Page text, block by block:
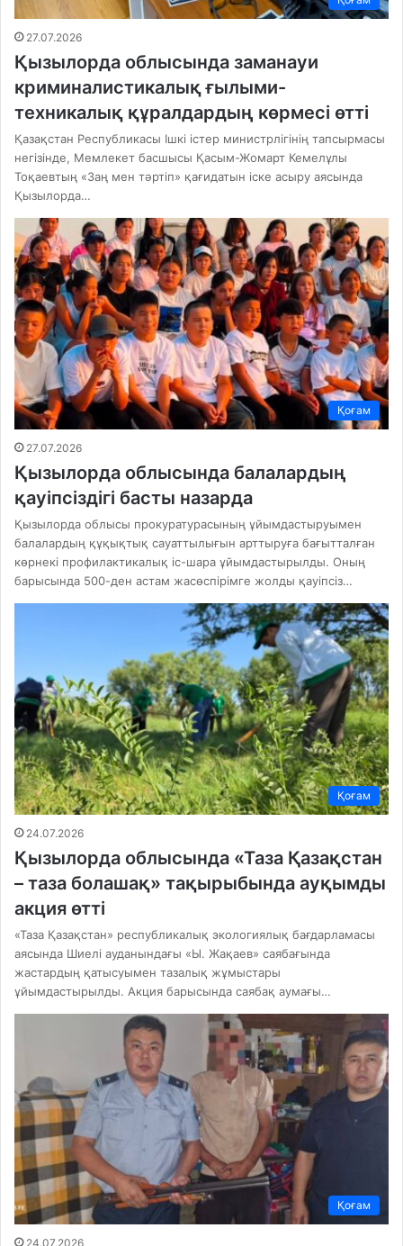
27.07.2026
Қызылорда облысында заманауи
криминалистикалық ғылыми-
техникалық құралдардың көрмесі өтті
Қазақстан Республикасы Ішкі істер министрлігінің тапсырмасы
негізінде, Мемлекет басшысы Қасым-Жомарт Кемелұлы
Тоқаевтың «Заң мен тәртіп» қағидатын іске асыру аясында
Қызылорда…
Қоғам
27.07.2026
Қызылорда облысында балалардың
қауіпсіздігі басты назарда
Қызылорда облысы прокуратурасының ұйымдастыруымен
балалардың құқықтық сауаттылығын арттыруға бағытталған
көрнекі профилактикалық іс-шара ұйымдастырылды. Оның
барысында 500-ден астам жасөспірімге жолды қауіпсіз…
Қоғам
24.07.2026
Қызылорда облысында «Таза Қазақстан
– таза болашақ» тақырыбында ауқымды
акция өтті
«Таза Қазақстан» республикалық экологиялық бағдарламасы
аясында Шиелі ауданындағы «Ы. Жақаев» саябағында
жастардың қатысуымен тазалық жұмыстары
ұйымдастырылды. Акция барысында саябақ аумағы…
Қоғам
24.07.2026